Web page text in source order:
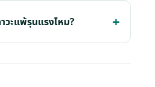
วะแพ้รุนแรงไหม?